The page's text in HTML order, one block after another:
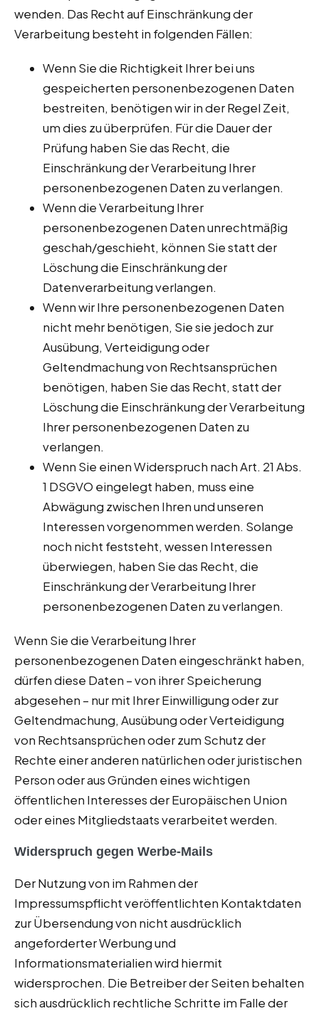
wenden. Das Recht auf Einschränkung der
Verarbeitung besteht in folgenden Fällen:
Wenn Sie die Richtigkeit Ihrer bei uns
gespeicherten personenbezogenen Daten
bestreiten, benötigen wir in der Regel Zeit,
um dies zu überprüfen. Für die Dauer der
Prüfung haben Sie das Recht, die
Einschränkung der Verarbeitung Ihrer
personenbezogenen Daten zu verlangen.
Wenn die Verarbeitung Ihrer
personenbezogenen Daten unrechtmäßig
geschah/geschieht, können Sie statt der
Löschung die Einschränkung der
Datenverarbeitung verlangen.
Wenn wir Ihre personenbezogenen Daten
nicht mehr benötigen, Sie sie jedoch zur
Ausübung, Verteidigung oder
Geltendmachung von Rechtsansprüchen
benötigen, haben Sie das Recht, statt der
Löschung die Einschränkung der Verarbeitung
Ihrer personenbezogenen Daten zu
verlangen.
Wenn Sie einen Widerspruch nach Art. 21 Abs.
1 DSGVO eingelegt haben, muss eine
Abwägung zwischen Ihren und unseren
Interessen vorgenommen werden. Solange
noch nicht feststeht, wessen Interessen
überwiegen, haben Sie das Recht, die
Einschränkung der Verarbeitung Ihrer
personenbezogenen Daten zu verlangen.
Wenn Sie die Verarbeitung Ihrer
personenbezogenen Daten eingeschränkt haben,
dürfen diese Daten – von ihrer Speicherung
abgesehen – nur mit Ihrer Einwilligung oder zur
Geltendmachung, Ausübung oder Verteidigung
von Rechtsansprüchen oder zum Schutz der
Rechte einer anderen natürlichen oder juristischen
Person oder aus Gründen eines wichtigen
öffentlichen Interesses der Europäischen Union
oder eines Mitgliedstaats verarbeitet werden.
Widerspruch gegen Werbe-Mails
Der Nutzung von im Rahmen der
Impressumspflicht veröffentlichten Kontaktdaten
zur Übersendung von nicht ausdrücklich
angeforderter Werbung und
Informationsmaterialien wird hiermit
widersprochen. Die Betreiber der Seiten behalten
sich ausdrücklich rechtliche Schritte im Falle der